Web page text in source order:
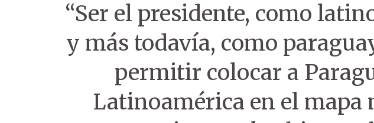
“Ser el presidente, como
y más todavía, como
permitir colocar a
Latinoamérica en el mapa